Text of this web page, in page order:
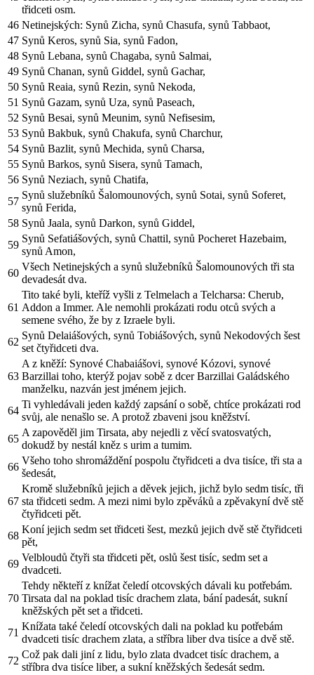
třidceti osm.
46 Netinejských: Synů Zicha, synů Chasufa, synů Tabbaot,
47 Synů Keros, synů Sia, synů Fadon,
48 Synů Lebana, synů Chagaba, synů Salmai,
49 Synů Chanan, synů Giddel, synů Gachar,
50 Synů Reaia, synů Rezin, synů Nekoda,
51 Synů Gazam, synů Uza, synů Paseach,
52 Synů Besai, synů Meunim, synů Nefisesim,
53 Synů Bakbuk, synů Chakufa, synů Charchur,
54 Synů Bazlit, synů Mechida, synů Charsa,
55 Synů Barkos, synů Sisera, synů Tamach,
56 Synů Neziach, synů Chatifa,
57
Synů služebníků Šalomounových, synů Sotai, synů Soferet,
synů Ferida,
58 Synů Jaala, synů Darkon, synů Giddel,
59
Synů Sefatiášových, synů Chattil, synů Pocheret Hazebaim,
synů Amon,
60
Všech Netinejských a synů služebníků Šalomounových tři sta
devadesát dva.
61
Tito také byli, kteříž vyšli z Telmelach a Telcharsa: Cherub,
Addon a Immer. Ale nemohli prokázati rodu otců svých a
semene svého, že by z Izraele byli.
62
Synů Delaiášových, synů Tobiášových, synů Nekodových šest
set čtyřidceti dva.
63
A z kněží: Synové Chabaiášovi, synové Kózovi, synové
Barzillai toho, kterýž pojav sobě z dcer Barzillai Galádského
manželku, nazván jest jménem jejich.
64
Ti vyhledávali jeden každý zapsání o sobě, chtíce prokázati rod
svůj, ale nenašlo se. A protož zbaveni jsou kněžství.
65
A zapověděl jim Tirsata, aby nejedli z věcí svatosvatých,
dokudž by nestál kněz s urim a tumim.
66
Všeho toho shromáždění pospolu čtyřidceti a dva tisíce, tři sta a
šedesát,
67
Kromě služebníků jejich a děvek jejich, jichž bylo sedm tisíc, tři
sta třidceti sedm. A mezi nimi bylo zpěváků a zpěvakyní dvě stě
čtyřidceti pět.
68
Koní jejich sedm set třidceti šest, mezků jejich dvě stě čtyřidceti
pět,
69
Velbloudů čtyři sta třidceti pět, oslů šest tisíc, sedm set a
dvadceti.
70
Tehdy někteří z knížat čeledí otcovských dávali ku potřebám.
Tirsata dal na poklad tisíc drachem zlata, bání padesát, sukní
kněžských pět set a třidceti.
71
Knížata také čeledí otcovských dali na poklad ku potřebám
dvadceti tisíc drachem zlata, a stříbra liber dva tisíce a dvě stě.
72
Což pak dali jiní z lidu, bylo zlata dvadcet tisíc drachem, a
stříbra dva tisíce liber, a sukní kněžských šedesát sedm.